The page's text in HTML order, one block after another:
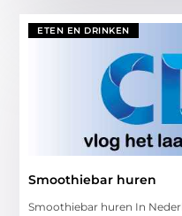
ETEN EN DRINKEN
Smoothiebar huren
Smoothiebar huren In